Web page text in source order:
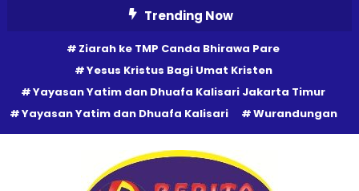
Trending Now
Ziarah ke TMP Canda Bhirawa Pare
Yesus Kristus Bagi Umat Kristen
Yayasan Yatim dan Dhuafa Kalisari Jakarta Timur
Yayasan Yatim dan Dhuafa Kalisari
Wurandungan